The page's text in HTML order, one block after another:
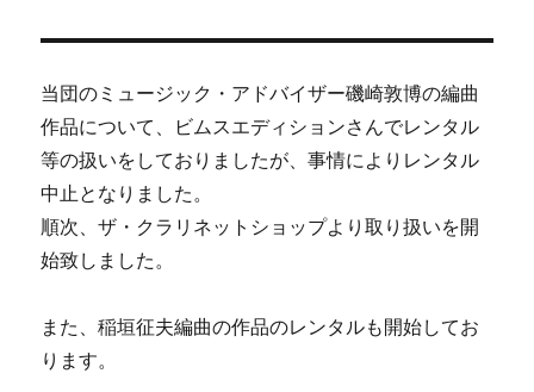
当団のミュージック・アドバイザー磯崎敦博の編曲
作品について、ビムスエディションさんでレンタル
等の扱いをしておりましたが、事情によりレンタル
中止となりました。
順次、ザ・クラリネットショップより取り扱いを開
始致しました。
また、稲垣征夫編曲の作品のレンタルも開始してお
ります。